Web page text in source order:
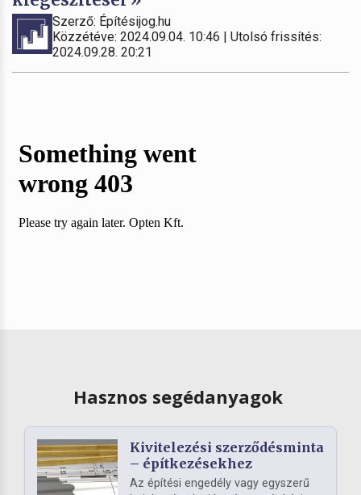
Szerző: Építésijog.hu
Közzétéve: 2024.09.04. 10:46 | Utolsó frissítés:
2024.09.28. 20:21
Hasznos segédanyagok
Kivitelezési szerződésminta
– építkezésekhez
Az építési engedély vagy egyszerű